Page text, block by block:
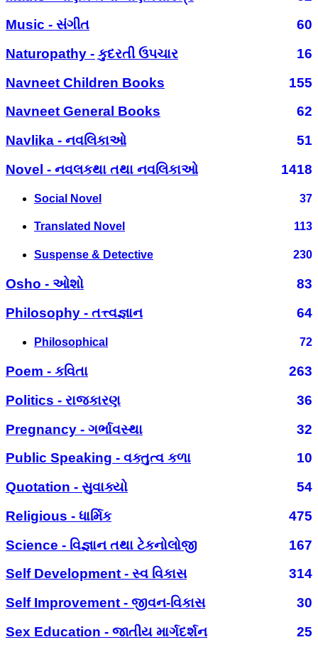
Music - સંગીત
60
Naturopathy - કુદરતી ઉપચાર
16
Navneet Children Books
155
Navneet General Books
62
Navlika - નવલિકાઓ
51
Novel - નવલકથા તથા નવલિકાઓ
1418
Social Novel 37
Translated Novel 113
Suspense & Detective 230
Osho - ઓશો
83
Philosophy - તત્ત્વજ્ઞાન
64
Philosophical 72
Poem - કવિતા
263
Politics - રાજકારણ
36
Pregnancy - ગર્ભાવસ્થા
32
Public Speaking - વક્તુત્વ કળા
10
Quotation - સુવાક્યો
54
Religious - ધાર્મિક
475
Science - વિજ્ઞાન તથા ટેકનોલોજી
167
Self Development - સ્વ વિકાસ
314
Self Improvement - જીવન-વિકાસ
30
Sex Education - જાતીય માર્ગદર્શન
25